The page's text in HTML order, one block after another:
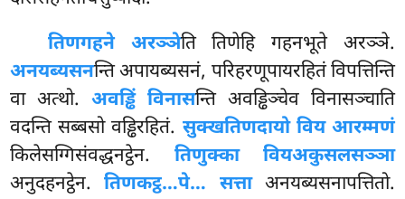
तिणगहने अरञ्ञेति तिणेहि गहनभूते अरञ्ञे.
अनयब्यसनन्ति अपायब्यसनं, परिहरणूपायरहितं विपत्तिन्ति
वा अत्थो.अवड्ढिं विनासन्ति अवड्ढिञ्चेव विनासञ्चाति
वदन्ति सब्बसो वड्ढिरहितं. सुक्खतिणदायो विय आरम्मणं
किलेसग्गिसंवद्धनट्ठेन. तिणुक्का वियअकुसलसञ्ञा
अनुदहनट्ठेन.तिणकट्ठ…पे… सत्ताअनयब्यसनापत्तितो.